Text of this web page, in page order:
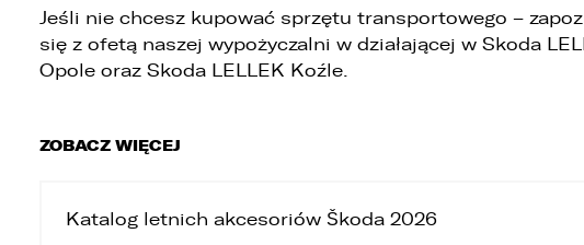
Jeśli nie chcesz kupować sprzętu transportowego –
się z ofetą naszej wypożyczalni w działającej w Skoda
Opole oraz Skoda LELLEK Koźle.
ZOBACZ WIĘCEJ
Katalog letnich akcesoriów Škoda 2026